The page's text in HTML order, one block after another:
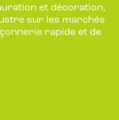
et décoration,
sur les marchés
rapide et de